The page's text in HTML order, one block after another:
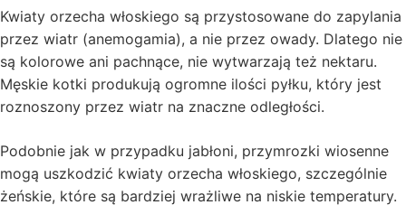
Kwiaty orzecha włoskiego są przystosowane do zapylania
przez wiatr (anemogamia), a nie przez owady. Dlatego nie
są kolorowe ani pachnące, nie wytwarzają też nektaru.
Męskie kotki produkują ogromne ilości pyłku, który jest
roznoszony przez wiatr na znaczne odległości.
Podobnie jak w przypadku jabłoni, przymrozki wiosenne
mogą uszkodzić kwiaty orzecha włoskiego, szczególnie
żeńskie, które są bardziej wrażliwe na niskie temperatury.